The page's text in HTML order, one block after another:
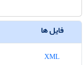
فایل ها